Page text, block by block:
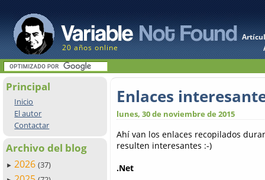
20 años online
Principal
Inicio
El autor
Contactar
Archivo del blog
► 2026 (37)
Enlaces
lunes, 30 de noviembre de 2015
Ahí van los enlaces recopilados
resulten interesantes :-)
.Net